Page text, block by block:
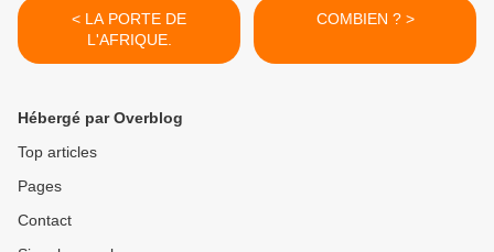
< LA PORTE DE
L'AFRIQUE.
COMBIEN ? >
Hébergé par Overblog
Top articles
Pages
Contact